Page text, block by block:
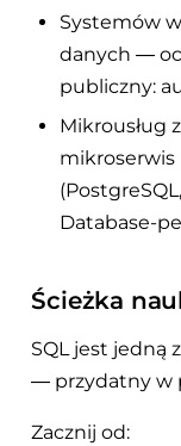
Systemów
danych —
publiczny:
Mikrousług
mikroserwis
Database-
Ścieżka
SQL jest jedną
— przydatny w
Zacznij od: